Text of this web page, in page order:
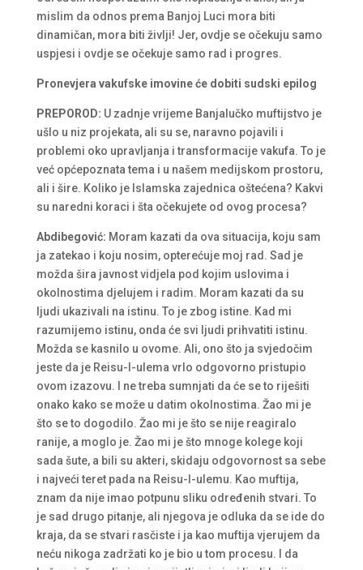
mislim da odnos prema Banjoj Luci mora biti
dinamičan, mora biti življi! Jer, ovdje se očekuju samo
uspjesi i ovdje se očekuje samo rad i progres.
Pronevjera vakufske imovine će dobiti sudski epilog
PREPOROD: U zadnje vrijeme Banjalučko muftijstvo je
ušlo u niz projekata, ali su se, naravno pojavili i
problemi oko upravljanja i transformacije vakufa. To je
već općepoznata tema i u našem medijskom prostoru,
ali i šire. Koliko je Islamska zajednica oštećena? Kakvi
su naredni koraci i šta očekujete od ovog procesa?
Abdibegović: Moram kazati da ova situacija, koju sam
ja zatekao i koju nosim, opterećuje moj rad. Sad je
možda šira javnost vidjela pod kojim uslovima i
okolnostima djelujem i radim. Moram kazati da su
ljudi ukazivali na istinu. To je zbog istine. Kad mi
razumijemo istinu, onda će svi ljudi prihvatiti istinu.
Možda se kasnilo u ovome. Ali, ono što ja svjedočim
jeste da je Reisu-l-ulema vrlo odgovorno pristupio
ovom izazovu. I ne treba sumnjati da će se to riješiti
onako kako se može u datim okolnostima. Žao mi je
što se to dogodilo. Žao mi je što se nije reagiralo
ranije, a moglo je. Žao mi je što mnoge kolege koji
sada šute, a bili su akteri, skidaju odgovornost sa sebe
i najveći teret pada na Reisu-l-ulemu. Kao muftija,
znam da nije imao potpunu sliku određenih stvari. To
je sad drugo pitanje, ali njegova je odluka da se ide do
kraja, da se stvari rasčiste i ja kao muftija vjerujem da
neću nikoga zadržati ko je bio u tom procesu. I da